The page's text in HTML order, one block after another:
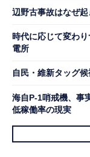
辺野古事故はなぜ起
時代に応じて変わ
電所
自民・維新タッグ
海自P-1哨戒機、事
低稼働率の現実